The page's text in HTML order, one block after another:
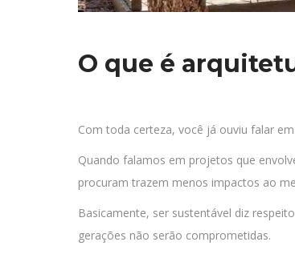
O que é
Com toda certeza, você já ouviu falar
Quando falamos em projetos que
procuram trazem menos impactos ao
Basicamente, ser sustentável diz
gerações não serão comprometidas.